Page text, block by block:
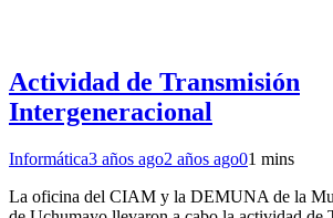
Actividad de Transmisión
Intergeneracional
Informática3 años ago2 años ago01 mins
La oficina del CIAM y la DEMUNA de la